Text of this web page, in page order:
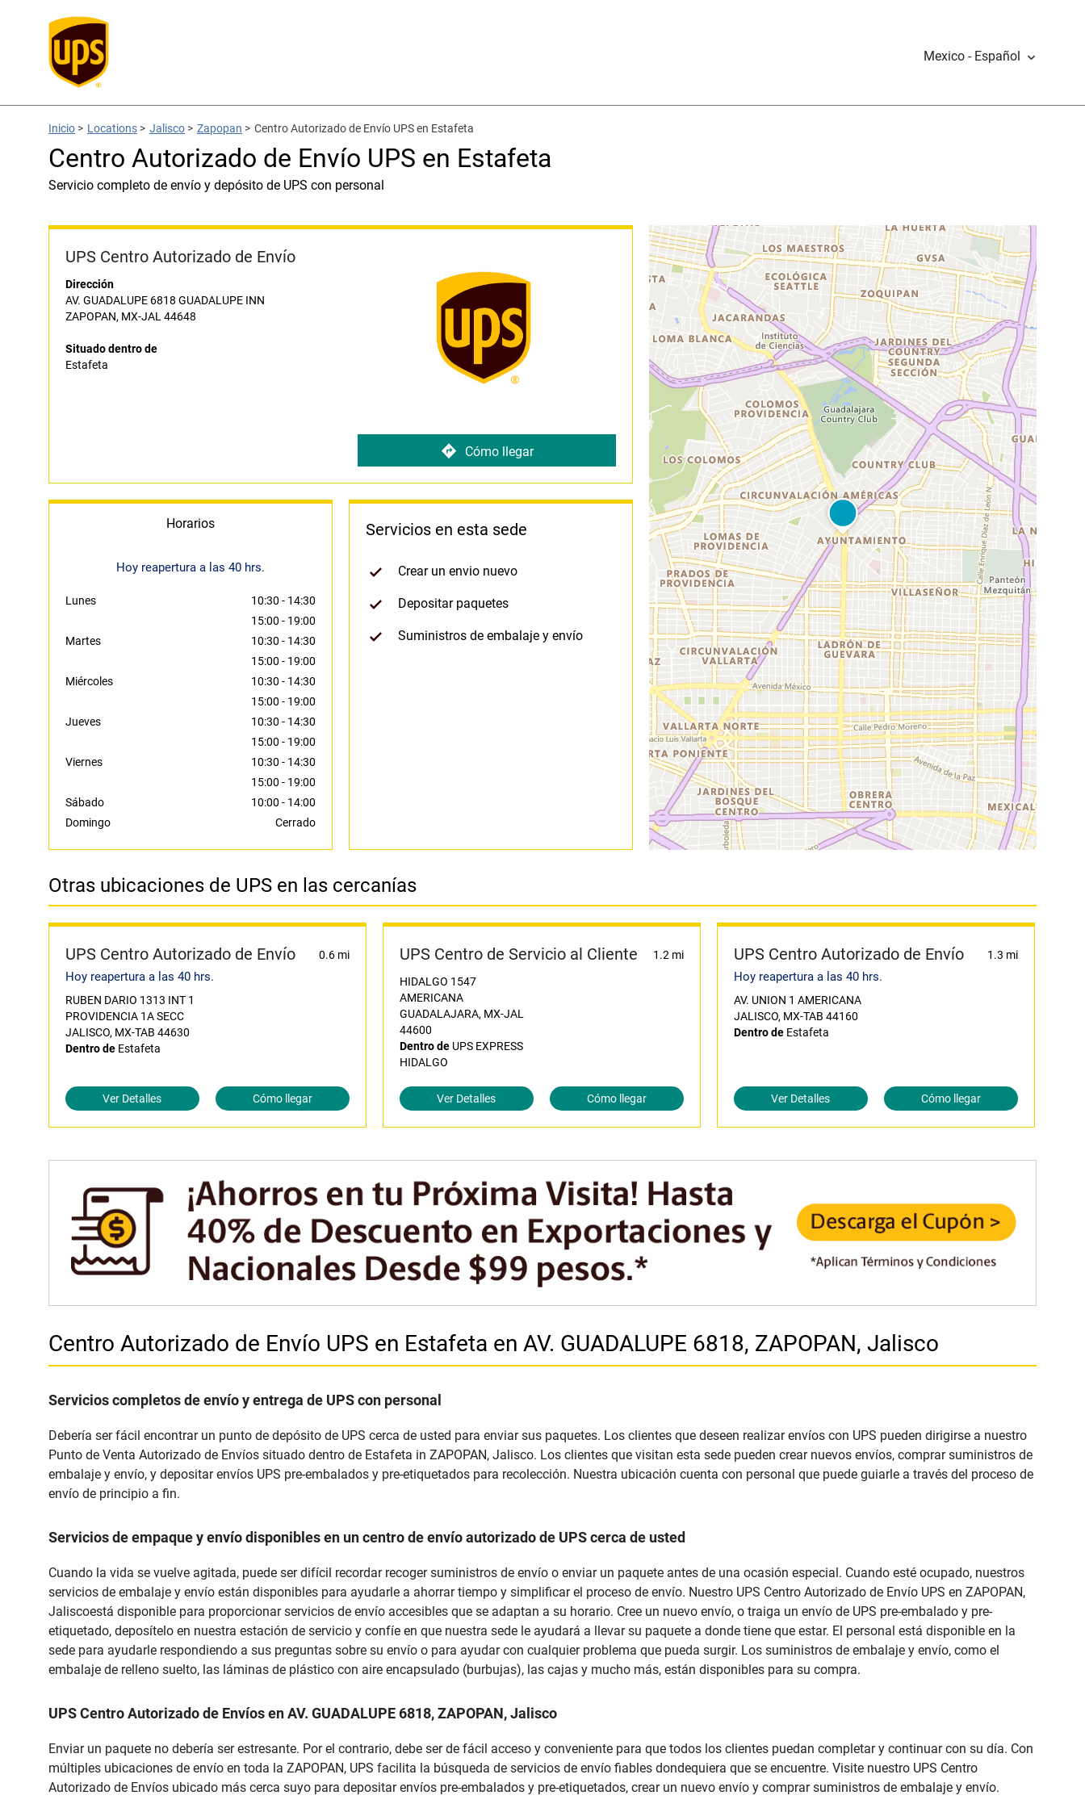
Mexico - Español
Inicio > Locations > Jalisco > Zapopan > Centro Autorizado de Envío UPS en Estafeta
Centro Autorizado de Envío UPS en Estafeta
Servicio completo de envío y depósito de UPS con personal
UPS Centro Autorizado de Envío
Dirección
AV. GUADALUPE 6818 GUADALUPE INN
ZAPOPAN, MX-JAL 44648
Situado dentro de
Estafeta
Cómo llegar
Horarios
Hoy reapertura a las 40 hrs.
Lunes 10:30 - 14:30
15:00 - 19:00
Martes
10:30 - 14:30
15:00 - 19:00
Miércoles
10:30 - 14:30
15:00 - 19:00
Jueves
10:30 - 14:30
15:00 - 19:00
Viernes
10:30 - 14:30
15:00 - 19:00
Sábado
10:00 - 14:00
Domingo
Cerrado
Servicios en esta sede
Crear un envio nuevo
Depositar paquetes
Suministros de embalaje y envío
Otras ubicaciones de UPS en las cercanías
UPS Centro Autorizado de Envío 0.6 mi
Hoy reapertura a las 40 hrs.
RUBEN DARIO 1313 INT 1
PROVIDENCIA 1A SECC
JALISCO, MX-TAB 44630
Dentro de Estafeta
Ver Detalles Cómo llegar
UPS Centro de Servicio al Cliente 1.2 mi
HIDALGO 1547
AMERICANA
GUADALAJARA, MX-JAL
44600
Dentro deUPS EXPRESS
HIDALGO
Ver Detalles Cómo llegar
UPS Centro Autorizado de Envío 1.3 mi
Hoy reapertura a las 40 hrs.
AV. UNION 1 AMERICANA
JALISCO, MX-TAB 44160
Dentro deEstafeta
Ver Detalles Cómo llegar
Centro Autorizado de Envío UPS en Estafeta en AV. GUADALUPE 6818, ZAPOPAN, Jalisco
Servicios completos de envío y entrega de UPS con personal
Debería ser fácil encontrar un punto de depósito de UPS cerca de usted para enviar sus paquetes. Los clientes que deseen realizar envíos con UPS pueden dirigirse a nuestro
Punto de Venta Autorizado de Envíos situado dentro de Estafeta in ZAPOPAN, Jalisco. Los clientes que visitan esta sede pueden crear nuevos envíos, comprar suministros de
embalaje y envío, y depositar envíos UPS pre-embalados y pre-etiquetados para recolección. Nuestra ubicación cuenta con personal que puede guiarle a través del proceso de
envío de principio a fin.
Servicios de empaque y envío disponibles en un centro de envío autorizado de UPS cerca de usted
Cuando la vida se vuelve agitada, puede ser difícil recordar recoger suministros de envío o enviar un paquete antes de una ocasión especial. Cuando esté ocupado, nuestros
servicios de embalaje y envío están disponibles para ayudarle a ahorrar tiempo y simplificar el proceso de envío. Nuestro UPS Centro Autorizado de Envío UPS en ZAPOPAN,
Jaliscoestá disponible para proporcionar servicios de envío accesibles que se adaptan a su horario. Cree un nuevo envío, o traiga un envío de UPS pre-embalado y pre-
etiquetado, deposítelo en nuestra estación de servicio y confíe en que nuestra sede le ayudará a llevar su paquete a donde tiene que estar. El personal está disponible en la
sede para ayudarle respondiendo a sus preguntas sobre su envío o para ayudar con cualquier problema que pueda surgir. Los suministros de embalaje y envío, como el
embalaje de relleno suelto, las láminas de plástico con aire encapsulado (burbujas), las cajas y mucho más, están disponibles para su compra.
UPS Centro Autorizado de Envíos en AV. GUADALUPE 6818, ZAPOPAN, Jalisco
Enviar un paquete no debería ser estresante. Por el contrario, debe ser de fácil acceso y conveniente para que todos los clientes puedan completar y continuar con su día. Con
múltiples ubicaciones de envío en toda la ZAPOPAN, UPS facilita la búsqueda de servicios de envío fiables dondequiera que se encuentre. Visite nuestro UPS Centro
Autorizado de Envíos ubicado más cerca suyo para depositar envíos pre-embalados y pre-etiquetados, crear un nuevo envío y comprar suministros de embalaje y envío.